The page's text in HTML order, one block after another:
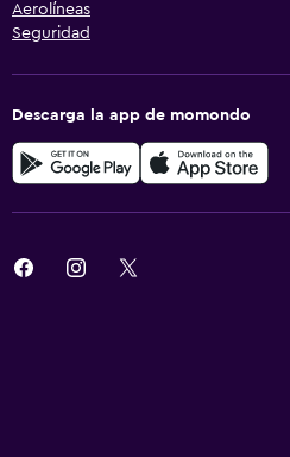
Aerolíneas
Seguridad
Descarga la app de momondo